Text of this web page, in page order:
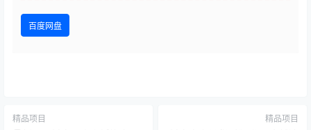
百度网盘
精品项目 精品项目